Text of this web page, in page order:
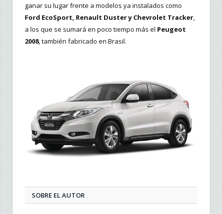
ganar su lugar frente a modelos ya instalados como
Ford EcoSport, Renault Duster y Chevrolet Tracker,
a los que se sumará en poco tiempo más el Peugeot
2008, también fabricado en Brasil.
SOBRE EL AUTOR